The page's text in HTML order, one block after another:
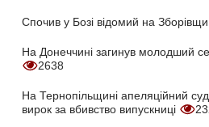
Спочив у Бозі відомий на
На Донеччині загинув молодший
2638
На Тернопільщині апеляційний
вирок за вбивство випускниці